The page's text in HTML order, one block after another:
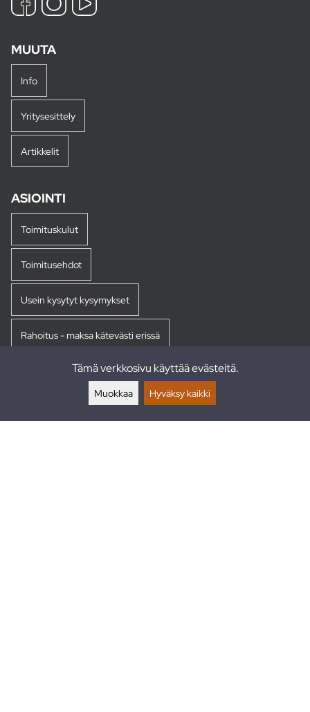
MUUTA
Info
Yritysesittely
Artikkelit
ASIOINTI
Toimituskulut
Toimitusehdot
Usein kysytyt kysymykset
Rahoitus - maksa kätevästi erissä
Tämä verkkosivu käyttää evästeitä.
Muokkaa Hyväksy kaikki